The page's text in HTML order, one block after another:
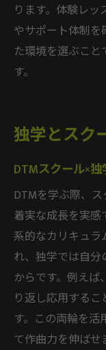
ります。体験レ
やサポート体制を
た環境を選ぶこ
す。
独学とスク
DTMスクール×
DTMを学ぶ際、ス
着実な成長を実
系的なカリキュラ
れ、独学では自
からです。例え
り返し応用する
す。この両輪を活
て作曲力を伸ばせ